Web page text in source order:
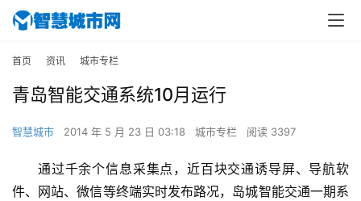
首页 资讯 城市专栏
青岛智能交通系统10月运行
智慧城市 2014 年 5 月 23 日 03:18 城市专栏 阅读 3397
通过千余个信息采集点，近百块交通诱导屏、导航软
件、网站、微信等终端实时发布路况，岛城智能交通一期系